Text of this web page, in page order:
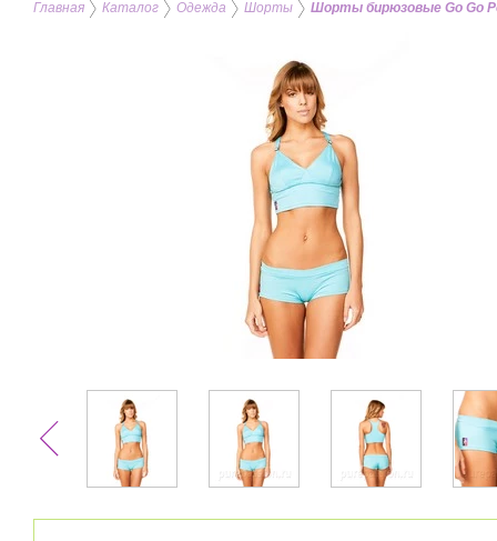
Главная Каталог Одежда Шорты Шорты бирюзовые Go Go